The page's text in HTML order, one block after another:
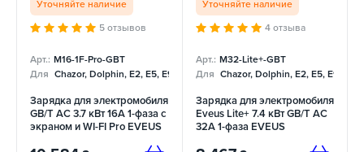
Уточняйте наличие
5 отзывов
Арт.: M16-1F-Pro-GBT
Для Chazor, Dolphin, E2, E5, E9, Mercedes
Зарядка для электромобиля
GB/T AC 3.7 кВт 16А 1-фаза c
экраном и WI-FI Pro EVEUS
Уточняйте наличие
4 отзыва
Арт.: M32-Lite+-GBT
Для Chazor, Dolphin, E2, E5, E9,
Зарядка для электромобиля
Eveus Lite+ 7.4 кВт GB/T AC
32А 1-фаза EVEUS